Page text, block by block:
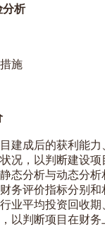
分析
施
建成后的获利能
况，以判断建设
态分析与动态分析
务评价指标分别
行业平均投资回收期
以判断项目在财务